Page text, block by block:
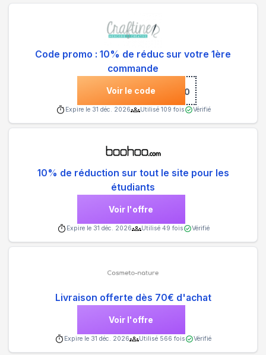
Code promo : 10% de réduc sur votre 1ère
commande
Voir le code
***NVENUE10
Expire le 31 déc. 2026 Utilisé 109 fois Vérifié
10% de réduction sur tout le site pour les
étudiants
Voir l'offre
Expire le 31 déc. 2026 Utilisé 49 fois Vérifié
Livraison offerte dès 70€ d'achat
Voir l'offre
Expire le 31 déc. 2026 Utilisé 566 fois Vérifié